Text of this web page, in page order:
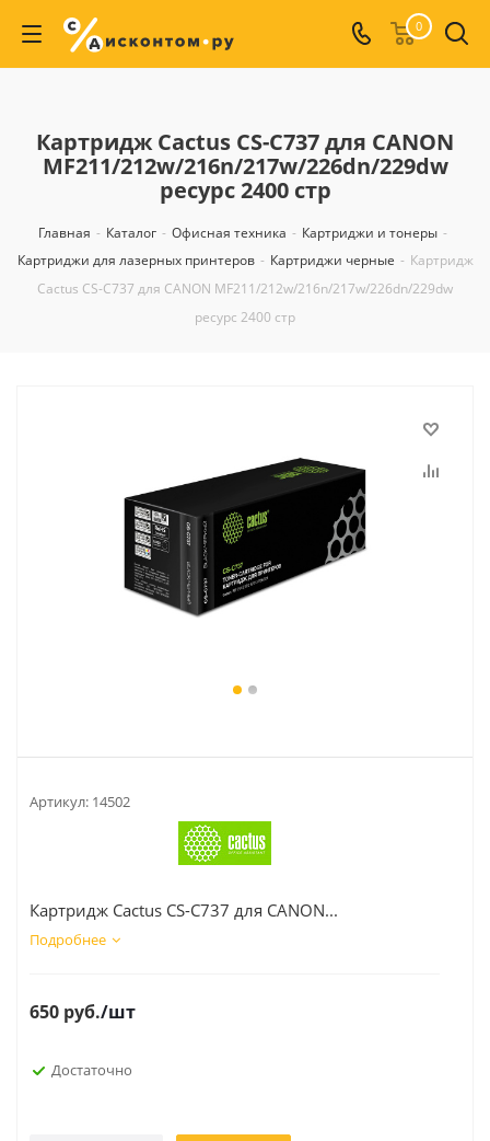
0
Картридж Cactus CS-C737 для CANON
MF211/212w/216n/217w/226dn/229dw
ресурс 2400 стр
Главная - Каталог - Офисная техника - Картриджи и тонеры -
Картриджи для лазерных принтеров - Картриджи черные - Картридж
Cactus CS-C737 для CANON MF211/212w/216n/217w/226dn/229dw
ресурс 2400 стр
Артикул: 14502
Картридж Cactus CS-C737 для CANON...
Подробнее
650 руб./шт
Достаточно